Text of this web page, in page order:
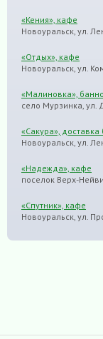
«Кения», кафе
Новоуральск, ул.
«Отдых», кафе
Новоуральск, ул.
«Малиновка»,
село Мурзинка, ул.
«Сакура»,
Новоуральск, ул.
«Надежда», кафе
поселок Верх-
«Спутник», кафе
Новоуральск, ул.